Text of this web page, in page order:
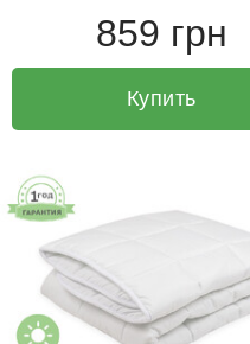
859 грн
Купить